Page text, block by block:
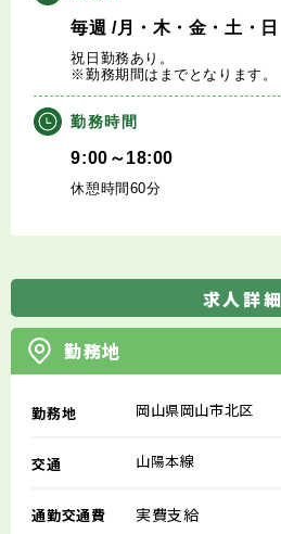
毎週 /月・木・金・土・日
祝日勤務あり。
※勤務期間はまでとなります。
勤務時間
9:00～18:00
休憩時間60分
求人詳細
勤務地
勤務地 岡山県岡山市北区
交通 山陽本線
通勤交通費 実費支給